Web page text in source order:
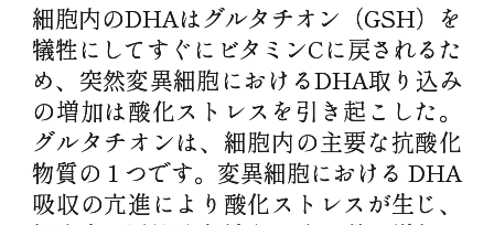
細胞内のDHAはグルタチオン（GSH）を
犠牲にしてすぐにビタミンCに戻されるた
め、突然変異細胞におけるDHA取り込み
の増加は酸化ストレスを引き起こした。
グルタチオンは、細胞内の主要な抗酸化
物質の 1 つです。変異細胞における DHA
吸収の亢進により酸化ストレスが生じ、